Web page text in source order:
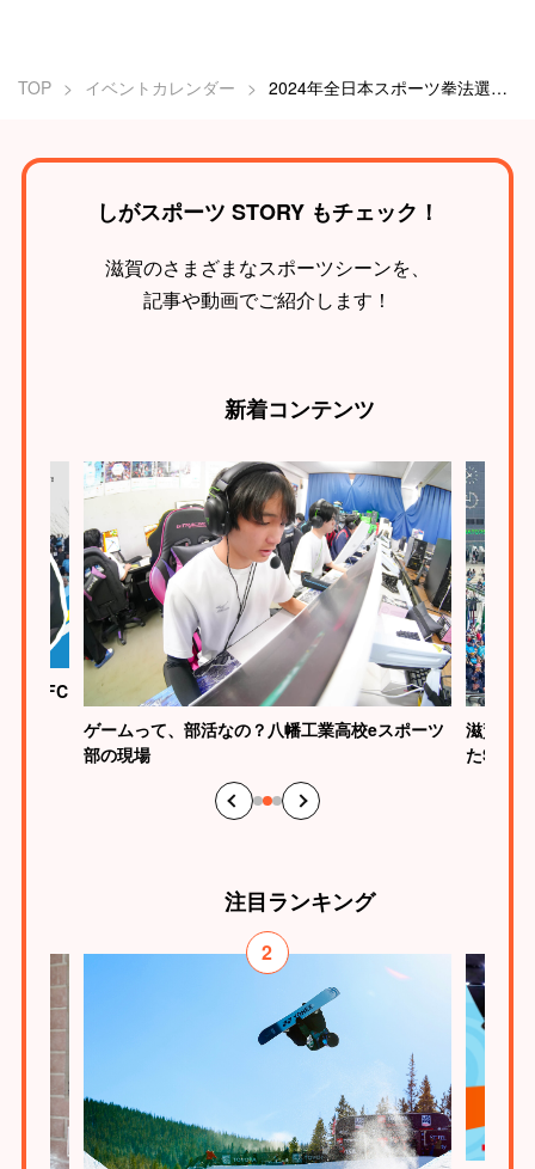
TOP イベントカレンダー 2024年全日本スポーツ拳法選手権大会
しがスポーツ STORY もチェック！
滋賀のさまざまなスポーツシーンを、
記事や動画でご紹介します！
新着コンテンツ
滋賀FC
ゲームって、部活なの？八幡工業高校eスポーツ
部の現場
滋賀ら
た
注目ランキング
2